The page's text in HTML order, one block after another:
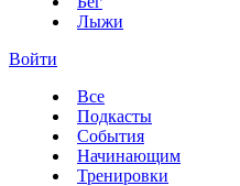
Лыжи
Войти
Все
Подкасты
События
Начинающим
Тренировки